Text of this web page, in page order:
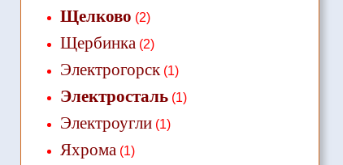
Щелково (2)
Щербинка(2)
Электрогорск(1)
Электросталь(1)
Электроугли(1)
Яхрома(1)